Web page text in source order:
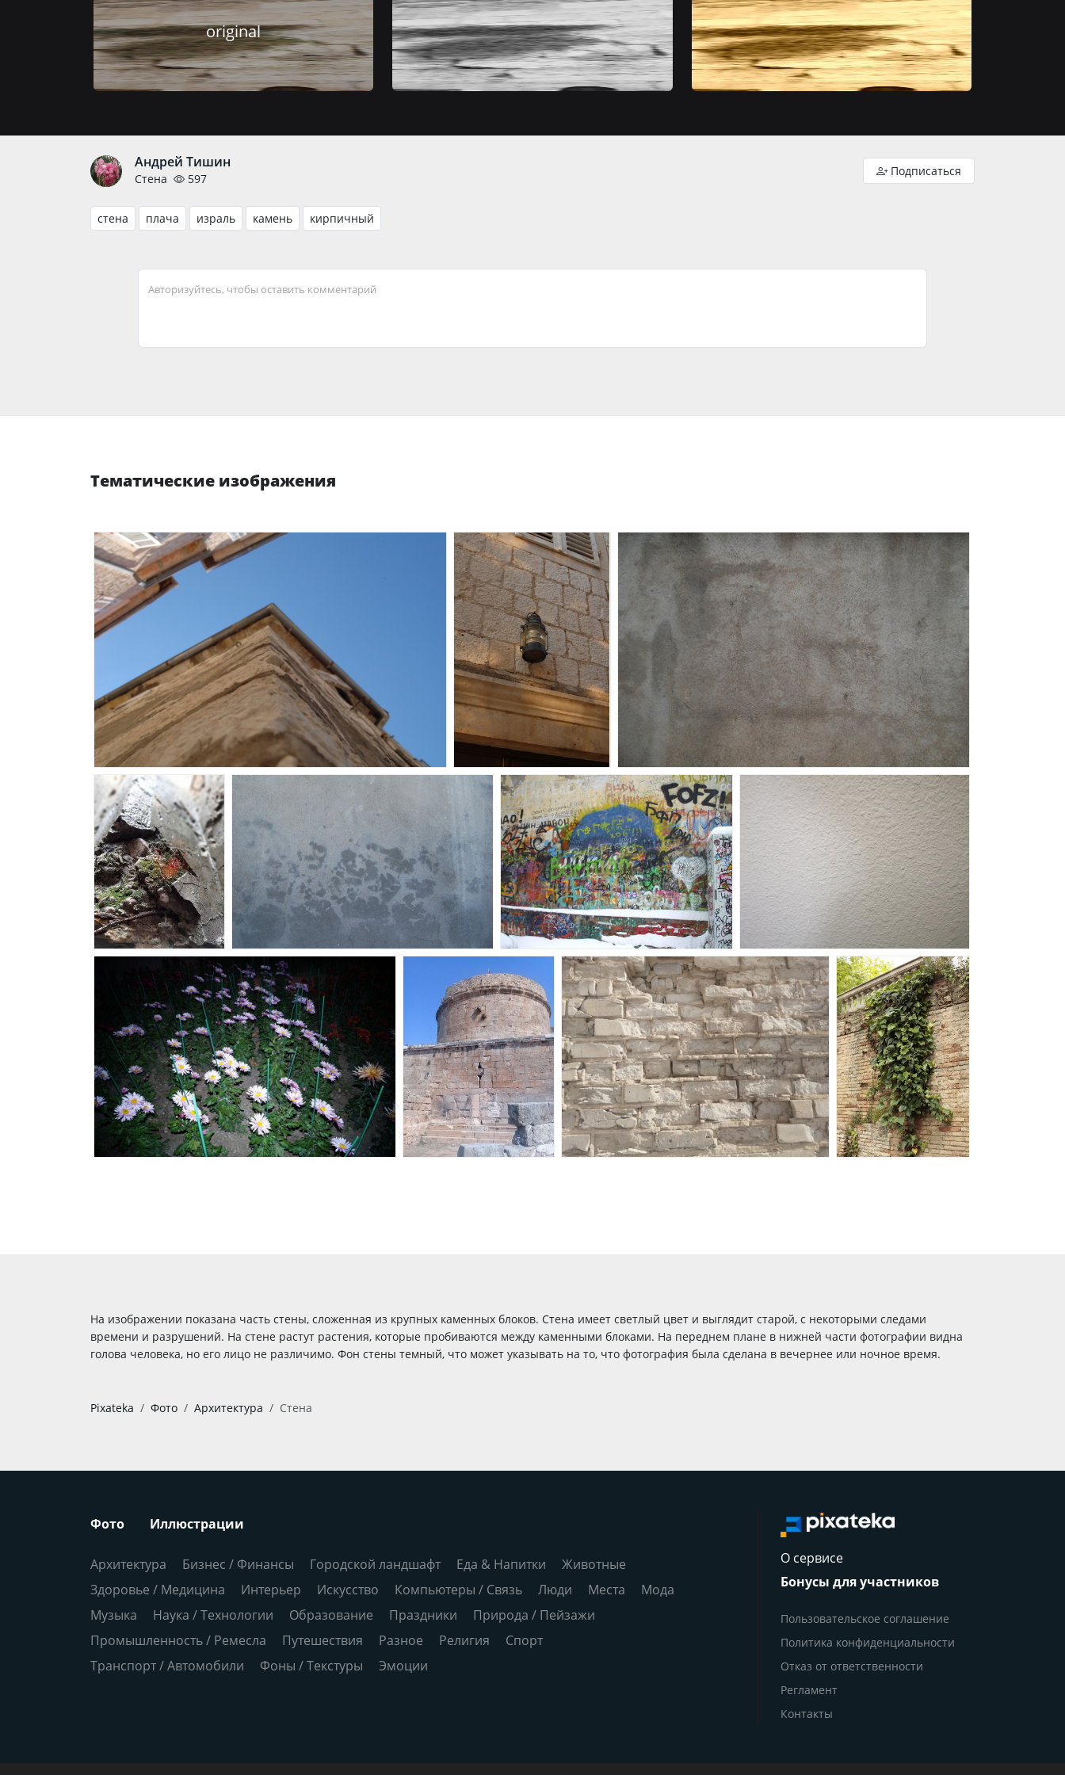
original
Андрей Тишин
Стена 597
стена плача израль камень кирпичный
Авторизуйтесь, чтобы оставить комментарий
Тематические изображения
На изображении показана часть стены, сложенная из крупных каменных блоков. Стена имеет светлый цвет и выглядит старой, с некоторыми следами
времени и разрушений. На стене растут растения, которые пробиваются между каменными блоками. На переднем плане в нижней части фотографии видна
голова человека, но его лицо не различимо. Фон стены темный, что может указывать на то, что фотография была сделана в вечернее или ночное время.
Pixateka Фото Архитектура Стена
Фото Иллюстрации
Архитектура Бизнес / Финансы Городской ландшафт Еда & Напитки
Животные
Здоровье / Медицина
Интерьер Искусство Компьютеры / Связь Люди Места
Мода
Музыка
Наука / Технологии Образование Праздники
Природа / Пейзажи
Промышленность / Ремесла
Путешествия Разное Религия
Спорт
Транспорт / Автомобили
Фоны / Текстуры Эмоции
О сервисе
Бонусы для участников
Пользовательское соглашение
Политика конфиденциальности
Отказ от ответственности
Регламент
Контакты